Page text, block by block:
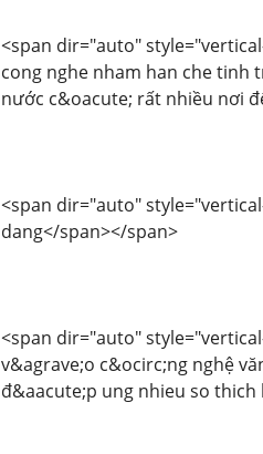
<span dir="auto"
cong nghe nham han che tinh
nước c&oacute; rất nhiều nơi
<span dir="auto"
dang</span></span>
<span dir="auto"
v&agrave;o c&ocirc;ng nghệ
đ&aacute;p ung nhieu so